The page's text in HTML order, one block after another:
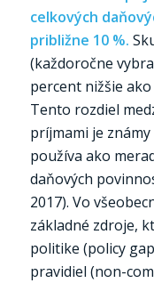
celkových
približne 10 %.
(každoročne
percent nižšie
Tento rozdiel
príjmami je
používa ako
daňových
2017). Vo
základné zdroje,
politike (policy
pravidiel (non-